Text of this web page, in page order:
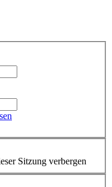
Sitzung verbergen